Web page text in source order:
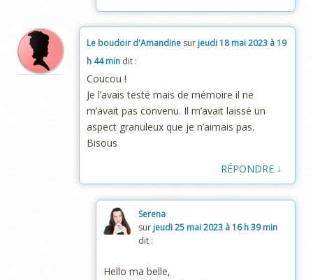
Le boudoir d'Amandine sur jeudi 18 mai 2023 à 19
h 44 min dit :
Coucou !
Je l’avais testé mais de mémoire il ne
m’avait pas convenu. Il m’avait laissé un
aspect granuleux que je n’aimais pas.
Bisous
RÉPONDRE ↓
Serena
sur jeudi 25 mai 2023 à 16 h 39 min
dit :
Hello ma belle,